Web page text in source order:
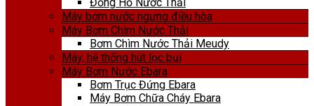
Máy bơm nước ngưng điều hòa
Máy Bơm Chìm Nước Thải
Bơm Chìm Nước Thải Meudy
Máy, hệ thống hút lọc bụi
Máy Bơm Nước Ebara
Bơm Trục Đứng Ebara
Máy Bơm Chữa Cháy Ebara